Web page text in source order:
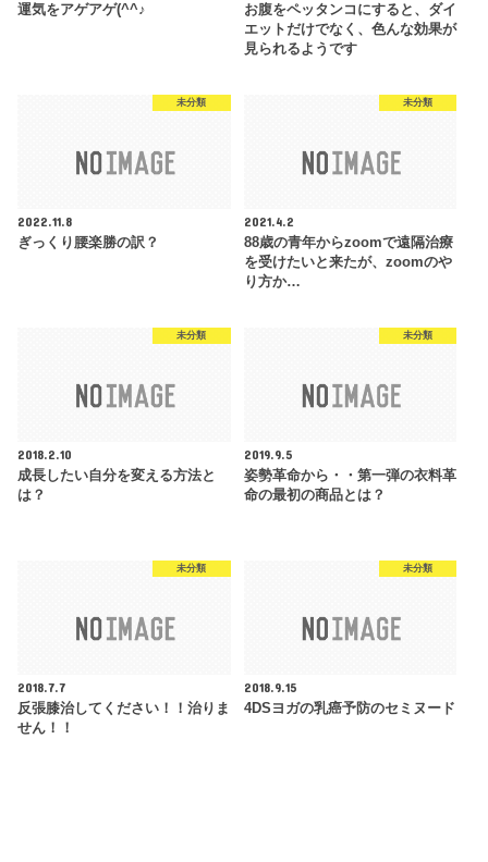
運気をアゲアゲ(^^♪
お腹をペッタンコにすると、ダイ
エットだけでなく、色んな効果が
見られるようです
未分類
2022.11.8
ぎっくり腰楽勝の訳？
未分類
2021.4.2
88歳の青年からzoomで遠隔治療
を受けたいと来たが、zoomのや
り方か…
未分類
2018.2.10
成長したい自分を変える方法と
は？
未分類
2019.9.5
姿勢革命から・・第一弾の衣料革
命の最初の商品とは？
未分類
2018.7.7
反張膝治してください！！治りま
せん！！
未分類
2018.9.15
4DSヨガの乳癌予防のセミヌード